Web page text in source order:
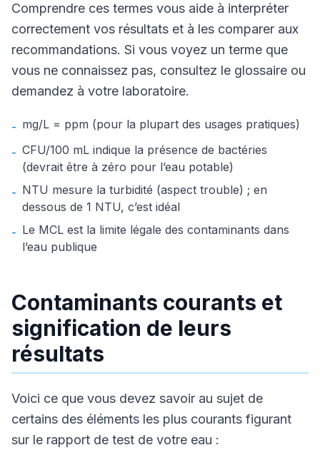
Comprendre ces termes vous aide à interpréter
correctement vos résultats et à les comparer aux
recommandations. Si vous voyez un terme que
vous ne connaissez pas, consultez le glossaire ou
demandez à votre laboratoire.
- mg/L = ppm (pour la plupart des usages pratiques)
- CFU/100 mL indique la présence de bactéries
(devrait être à zéro pour l’eau potable)
- NTU mesure la turbidité (aspect trouble) ; en
dessous de 1 NTU, c’est idéal
- Le MCL est la limite légale des contaminants dans
l’eau publique
Contaminants courants et
signification de leurs
résultats
Voici ce que vous devez savoir au sujet de
certains des éléments les plus courants figurant
sur le rapport de test de votre eau :